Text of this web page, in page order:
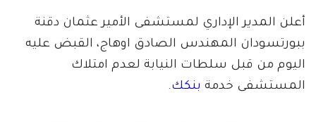
أعلن المدير الإداري لمستشفى الأمير عثمان دقنة
ببورتسودان المهندس الصادق اوهاج، القبض عليه
اليوم من قبل سلطات النيابة لعدم امتلاك
المستشفى خدمة بنكك.